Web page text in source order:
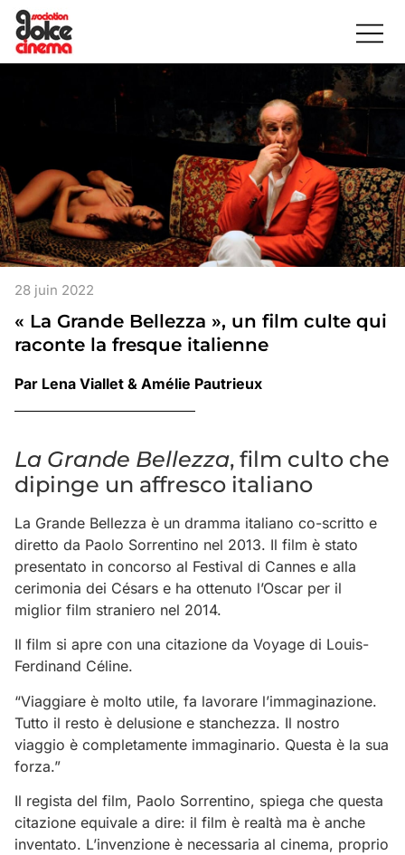
28 juin 2022
« La Grande Bellezza », un film culte qui
raconte la fresque italienne
Par Lena Viallet & Amélie Pautrieux
La Grande Bellezza, film culto che
dipinge un affresco italiano
La Grande Bellezza è un dramma italiano co-scritto e
diretto da Paolo Sorrentino nel 2013. Il film è stato
presentato in concorso al Festival di Cannes e alla
cerimonia dei Césars e ha ottenuto l’Oscar per il
miglior film straniero nel 2014.
Il film si apre con una citazione da Voyage di Louis-
Ferdinand Céline.
“Viaggiare è molto utile, fa lavorare l’immaginazione.
Tutto il resto è delusione e stanchezza. Il nostro
viaggio è completamente immaginario. Questa è la sua
forza.”
Il regista del film, Paolo Sorrentino, spiega che questa
citazione equivale a dire: il film è realtà ma è anche
inventato. L’invenzione è necessaria al cinema, proprio